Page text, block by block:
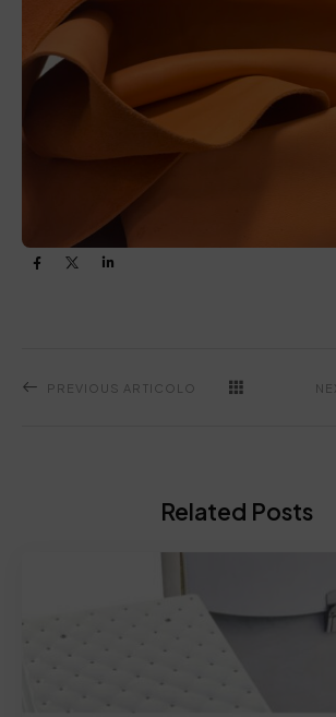
PREVIOUS ARTICOLO
Related Posts